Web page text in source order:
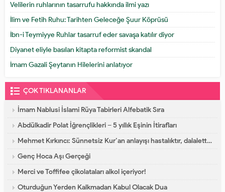
Velilerin ruhlarının tasarrufu hakkında ilmi yazı
İlim ve Fetih Ruhu: Tarihten Geleceğe Şuur Köprüsü
İbn-i Teymiyye Ruhlar tasarruf eder savaşa katılır diyor
Diyanet eliyle basılan kitapta reformist skandal
İmam Gazali Şeytanın Hilelerini anlatıyor
ÇOK TIKLANANLAR
İmam Nablusi İslami Rüya Tabirleri Alfebatik Sıra
Abdülkadir Polat İğrençlikleri – 5 yıllık Eşinin İtirafları
Mehmet Kırkıncı: Sünnetsiz Kur’an anlayışı hastalıktır, dalalettir!
Genç Hoca Aşı Gerçeği
Merci ve Toffifee çikolataları alkol içeriyor!
Oturduğun Yerden Kalkmadan Kabul Olacak Dua